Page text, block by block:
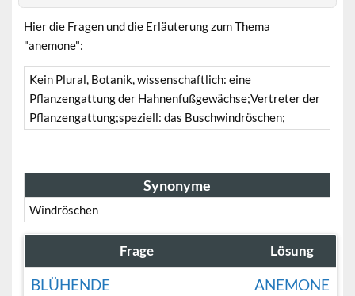
Hier die Fragen und die Erläuterung zum Thema
"anemone":
Kein Plural, Botanik, wissenschaftlich: eine
Pflanzengattung der Hahnenfußgewächse;Vertreter der
Pflanzengattung;speziell: das Buschwindröschen;
Synonyme
Windröschen
Frage Lösung
BLÜHENDE
ANEMONE